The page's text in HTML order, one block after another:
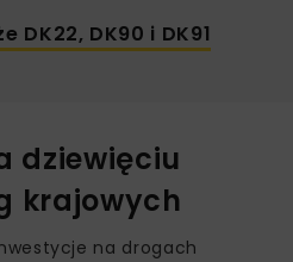
DK22, DK90 i DK91
dziewięciu
krajowych
na drogach